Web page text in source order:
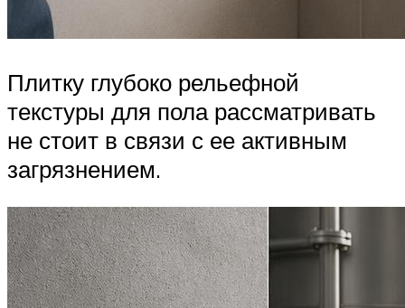
Плитку глубоко рельефной
текстуры для пола рассматривать
не стоит в связи с ее активным
загрязнением.